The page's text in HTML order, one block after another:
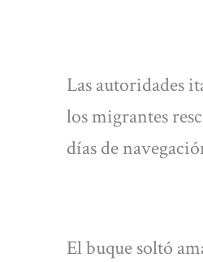
Las autoridades
los migrantes
días de
El buque soltó